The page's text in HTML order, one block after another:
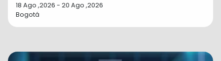
18 Ago ,2026 - 20 Ago ,2026
Bogotá